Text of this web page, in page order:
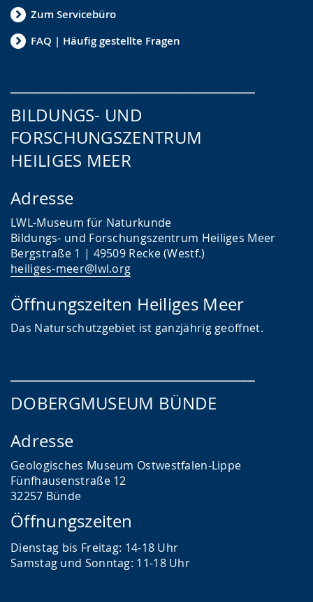
Zum Servicebüro
FAQ | Häufig gestellte Fragen
BILDUNGS- UND
FORSCHUNGSZENTRUM
HEILIGES MEER
Adresse
LWL-Museum für Naturkunde
Bildungs- und Forschungszentrum Heiliges Meer
Bergstraße 1 | 49509 Recke (Westf.)
heiliges-meer@lwl.org
Öffnungszeiten Heiliges Meer
Das Naturschutzgebiet ist ganzjährig geöffnet.
DOBERGMUSEUM BÜNDE
Adresse
Geologisches Museum Ostwestfalen-Lippe
Fünfhausenstraße 12
32257 Bünde
Öffnungszeiten
Dienstag bis Freitag: 14-18 Uhr
Samstag und Sonntag: 11-18 Uhr